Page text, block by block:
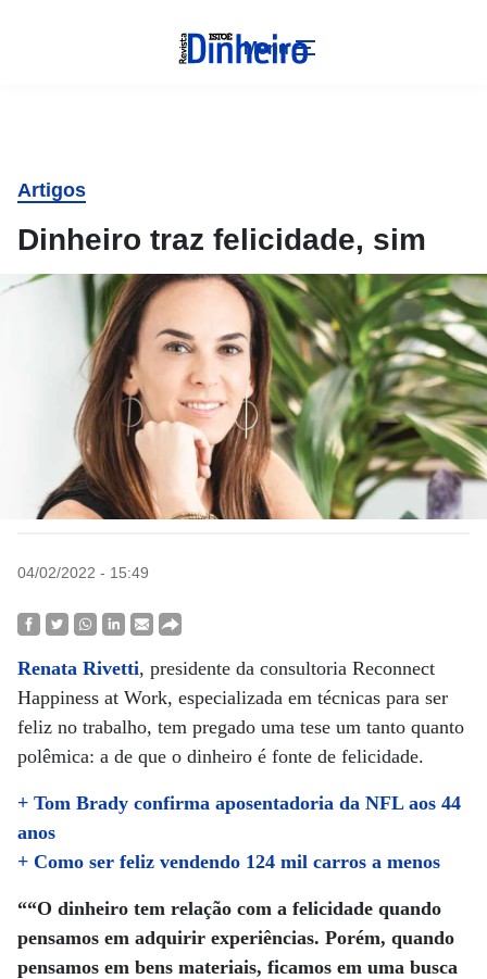
Menu
Artigos
Dinheiro traz felicidade, sim
04/02/2022 - 15:49
Renata Rivetti, presidente da consultoria Reconnect
Happiness at Work, especializada em técnicas para ser
feliz no trabalho, tem pregado uma tese um tanto quanto
polêmica: a de que o dinheiro é fonte de felicidade.
+ Tom Brady confirma aposentadoria da NFL aos 44
anos
+ Como ser feliz vendendo 124 mil carros a menos
““O dinheiro tem relação com a felicidade quando
pensamos em adquirir experiências. Porém, quando
pensamos em bens materiais, ficamos em uma busca